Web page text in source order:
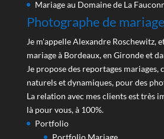
Mariage au Domaine de La
Photographe de
Je m'appelle Alexandre Roschewitz,
mariage à Bordeaux, en Gironde et
Je propose des reportages mariages,
naturels et dynamiques, pour des
La relation avec mes clients est très
là pour vous, à 100%.
Portfolio
Portfolio Mariage